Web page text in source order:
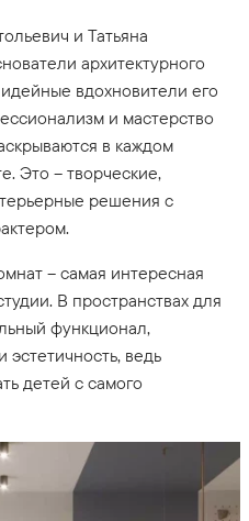
и Татьяна
архитектурного
вдохновители его
и мастерство
в каждом
Это – творческие,
решения с
– самая интересная
В пространствах для
функционал,
ведь
детей с самого